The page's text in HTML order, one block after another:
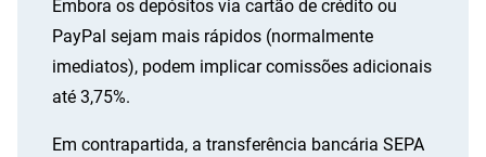
Embora os depósitos via cartão de crédito ou
PayPal sejam mais rápidos (normalmente
imediatos), podem implicar comissões adicionais
até 3,75%.
Em contrapartida, a transferência bancária SEPA